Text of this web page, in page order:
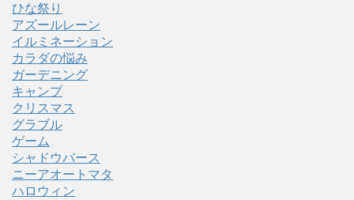
ひな祭り
アズールレーン
イルミネーション
カラダの悩み
ガーデニング
キャンプ
クリスマス
グラブル
ゲーム
シャドウバース
ニーアオートマタ
ハロウィン